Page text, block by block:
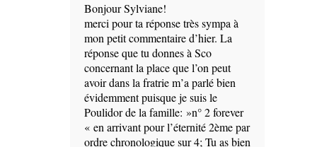
Bonjour Sylviane!
merci pour ta réponse très sympa à
mon petit commentaire d’hier. La
réponse que tu donnes à Sco
concernant la place que l’on peut
avoir dans la fratrie m’a parlé bien
évidemment puisque je suis le
Poulidor de la famille: »n° 2 forever
« en arrivant pour l’éternité 2ème par
ordre chronologique sur 4; Tu as bien